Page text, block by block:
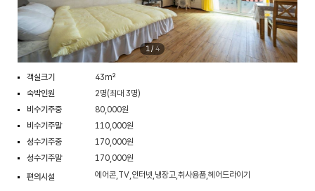
1 / 4
객실크기
43m²
숙박인원
2명(최대 3명)
비수기주중
80,000원
비수기주말
110,000원
성수기주중
170,000원
성수기주말
170,000원
편의시설
에어콘,TV,인터넷,냉장고,취사용품,헤어드라이기